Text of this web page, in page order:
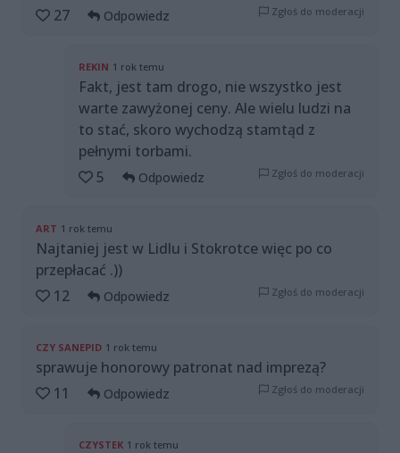
27
Odpowiedz Zgłoś do moderacji
REKIN 1 rok temu
Fakt, jest tam drogo, nie wszystko jest
warte zawyżonej ceny. Ale wielu ludzi na
to stać, skoro wychodzą stamtąd z
pełnymi torbami.
5
Odpowiedz Zgłoś do moderacji
ART 1 rok temu
Najtaniej jest w Lidlu i Stokrotce więc po co
przepłacać .))
12
Odpowiedz Zgłoś do moderacji
CZY SANEPID 1 rok temu
sprawuje honorowy patronat nad imprezą?
11
Odpowiedz Zgłoś do moderacji
CZYSTEK 1 rok temu